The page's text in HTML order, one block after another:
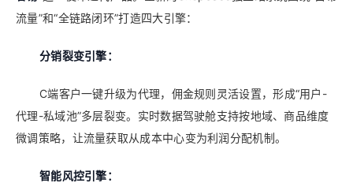
流量”和“全链路闭环”打造四大引擎：
分销裂变引擎：
C端客户一键升级为代理，佣金规则灵活设置，形成“用户-
代理-私域池”多层裂变。实时数据驾驶舱支持按地域、商品维度
微调策略，让流量获取从成本中心变为利润分配机制。
智能风控引擎：